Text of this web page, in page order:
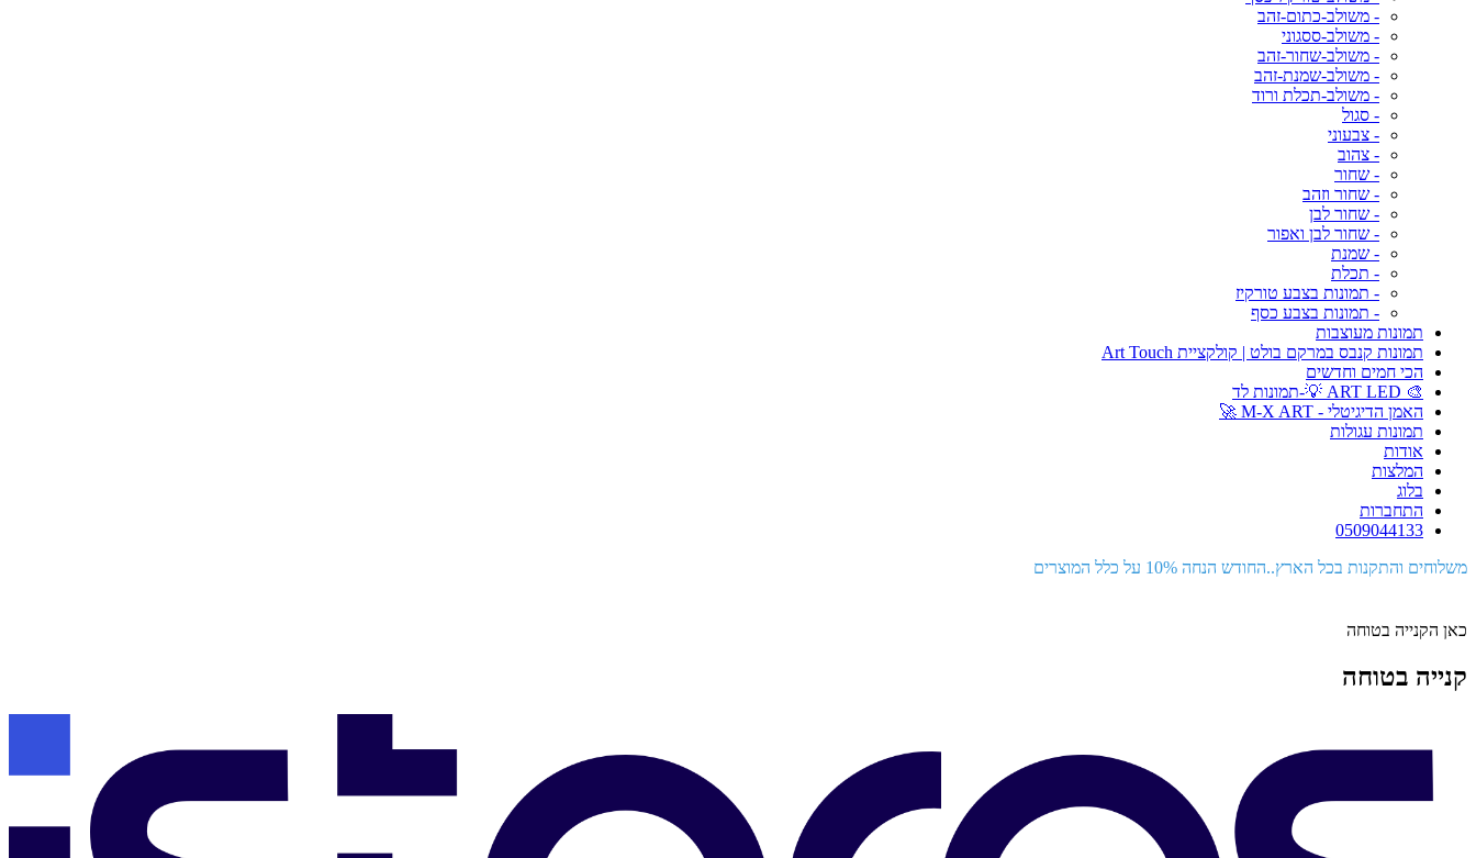
- משולב-כתום-זהב
- משולב-ססגוני
- משולב-שחור-זהב
- משולב-שמנת-זהב
- משולב-תכלת ורוד
- סגול
- צבעוני
- צהוב
- שחור
- שחור וזהב
- שחור לבן
- שחור לבן ואפור
- שמנת
- תכלת
- תמונות בצבע טורקיז
- תמונות בצבע כסף
תמונות מעוצבות
תמונות קנבס במרקם בולט | קולקציית Art Touch
הכי חמים וחדשים
🎨 ART LED 💡-תמונות לד
האמן הדיגיטלי - M-X ART 🚀
תמונות עגולות
אודות
המלצות
בלוג
התחברות
0509044133
משלוחים והתקנות בכל הארץ..החודש הנחה 10% על כלל המוצרים
כאן הקנייה בטוחה
קנייה בטוחה